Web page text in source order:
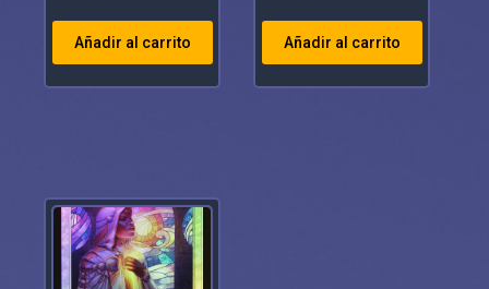
Añadir al carrito Añadir al carrito